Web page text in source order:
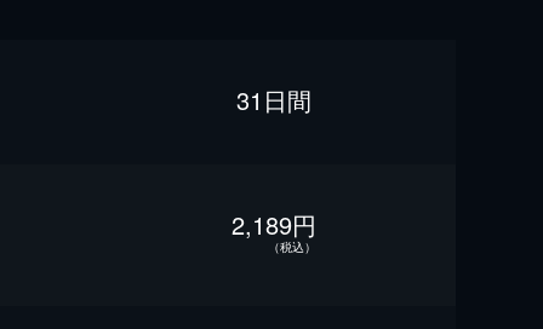
31日間
2,189円
（税込）